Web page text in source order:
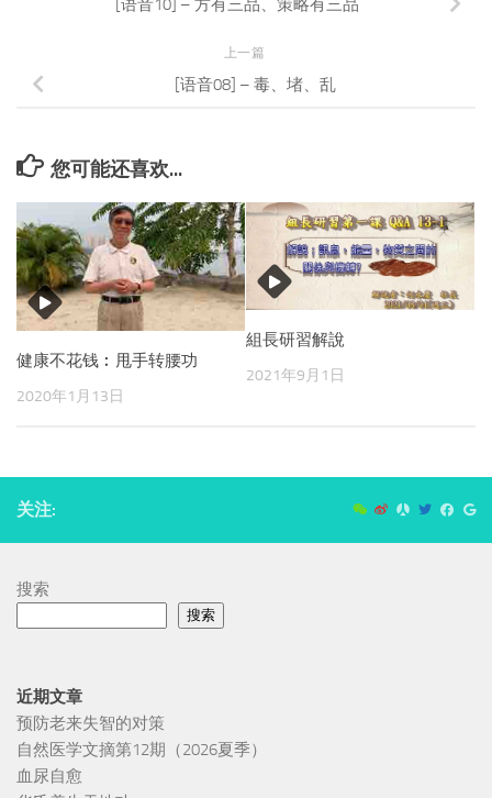
[语音10] – 方有三品、策略有三品
上一篇
[语音08] – 毒、堵、乱
您可能还喜欢...
健康不花钱︰甩手转腰功
2020年1月13日
組長研習解說
2021年9月1日
关注:
搜索
搜索
近期文章
预防老来失智的对策
自然医学文摘第12期（2026夏季）
血尿自愈